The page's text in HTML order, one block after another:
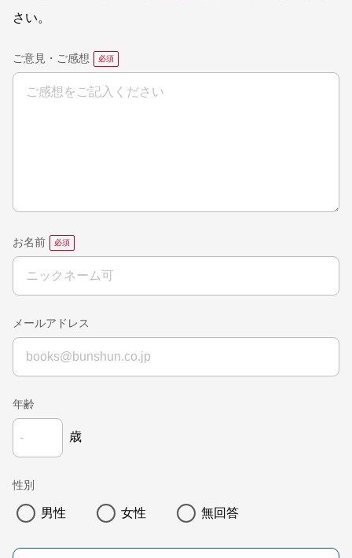
さい。
ご意見・ご感想
お名前
メールアドレス
年齢
歳
性別
男性 女性 無回答